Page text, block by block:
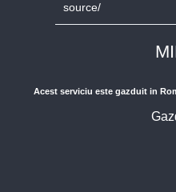
source/
Acest serviciu este gazduit in